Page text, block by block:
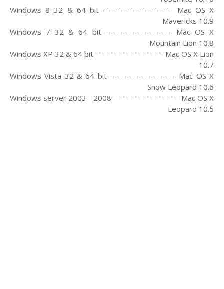
Windows 8 32 & 64 bit ---------------------- Mac OS X
Mavericks 10.9
Windows 7 32 & 64 bit ---------------------- Mac OS X
Mountain Lion 10.8
Windows XP 32 & 64 bit ---------------------- Mac OS X Lion
10.7
Windows Vista 32 & 64 bit ---------------------- Mac OS X
Snow Leopard 10.6
Windows server 2003 - 2008 ---------------------- Mac OS X
Leopard 10.5